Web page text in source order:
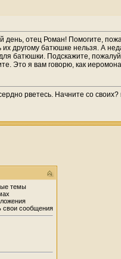
отец Роман! Помогите,
их другому батюшке нельзя. А
батюшки. Подскажите,
Это я вам говорю, как
рветесь. Начните со
темы
свои сообщения